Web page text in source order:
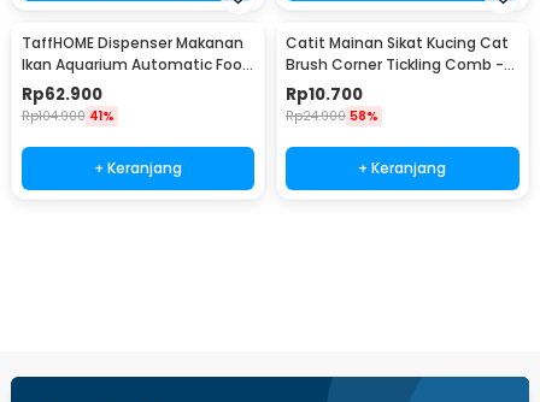
TaffHOME Dispenser Makanan
Ikan Aquarium Automatic Food
Timer - GA-300D
Rp62.900
Rp104.900 41%
+ Keranjang
Catit Mainan Sikat Kucing Cat
Brush Corner Tickling Comb -
MO59
Rp10.700
Rp24.900 58%
+ Keranjang